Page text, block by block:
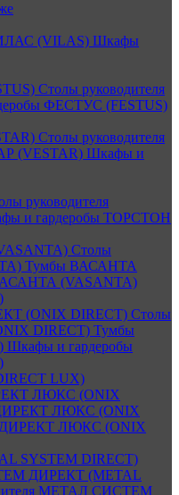
(VILAS) Шкафы
Столы руководителя
ФЕСТУС (FESTUS)
Столы руководителя
(VESTAR) Шкафы и
руководителя
и гардеробы ТОРСТОН
Столы
Тумбы ВАСАНТА
(VASANTA)
(ONIX DIRECT) Столы
DIRECT) Тумбы
Шкафы и гардеробы
LUX)
ЛЮКС (ONIX
ЛЮКС (ONIX
ЛЮКС (ONIX
SYSTEM DIRECT)
ДИРЕКТ (METAL
МЕТАЛ СИСТЕМ